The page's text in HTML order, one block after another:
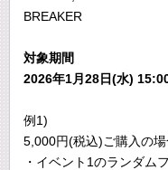
BREAKER
対象期間
2026年1月28日(水)
例1)
5,000円(税込)ご購入の場
・イベント1のランダム